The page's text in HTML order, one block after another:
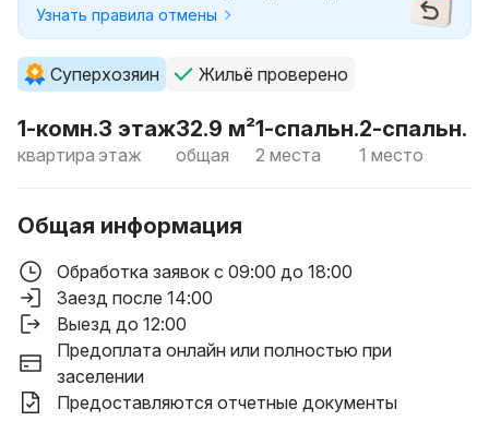
Узнать правила отмены
Суперхозяин Жильё проверено
1-комн.
квартира
3 этаж
этаж
32.9 м²
общая
1-спальн.
2 места
2-спальн.
1 место
Общая информация
Обработка заявок с 09:00 до 18:00
Заезд после 14:00
Выезд до 12:00
Предоплата онлайн или полностью при
заселении
Предоставляются отчетные документы